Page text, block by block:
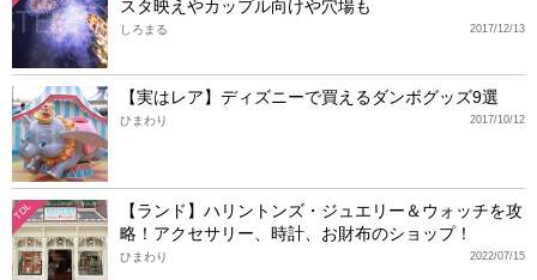
スタ映えやカップル向けや穴場も
2017/12/13
しろまる
【実はレア】ディズニーで買えるダンボグッズ9選
2017/10/12
ひまわり
TDL
【ランド】ハリントンズ・ジュエリー＆ウォッチを攻
略！アクセサリー、時計、お財布のショップ！
2022/07/15
ひまわり